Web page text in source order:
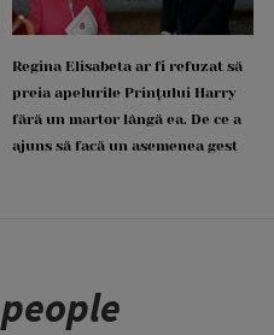
Regina Elisabeta ar fi refuzat să
preia apelurile Prințului Harry
fără un martor lângă ea. De ce a
ajuns să facă un asemenea gest
people